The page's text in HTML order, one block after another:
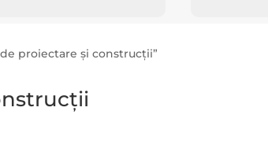
proiectare și construcții”